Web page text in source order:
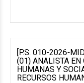
[P.S. 010-2026-
(01) ANALISTA EN
HUMANAS Y
RECURSOS